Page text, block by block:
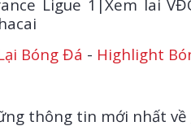
Ligue 1|Xem lai
Bóng Đá - Highlight
thông tin mới nhất về